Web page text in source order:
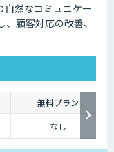
然なコミュニケー
顧客対応の改善、
無料プラン
なし